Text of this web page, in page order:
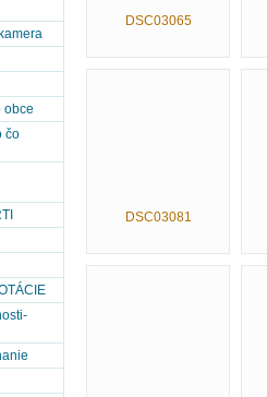
obce
čo
DSC03065
DSC03081